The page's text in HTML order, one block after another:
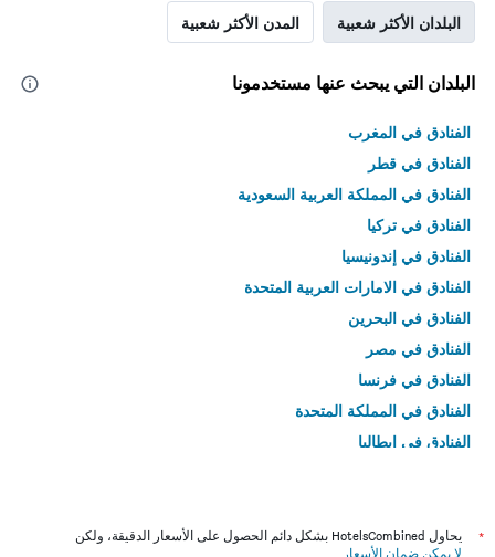
البلدان الأكثر شعبية المدن الأكثر شعبية
البلدان التي يبحث عنها مستخدمونا
الفنادق في المغرب
الفنادق في قطر
الفنادق في المملكة العربية السعودية
الفنادق في تركيا
الفنادق في إندونيسيا
الفنادق في الامارات العربية المتحدة
الفنادق في البحرين
الفنادق في مصر
الفنادق في فرنسا
الفنادق في المملكة المتحدة
الفنادق في إيطاليا
*
يحاول HotelsCombined بشكل دائم الحصول على الأسعار الدقيقة، ولكن
لا يمكن ضمان الأسعار